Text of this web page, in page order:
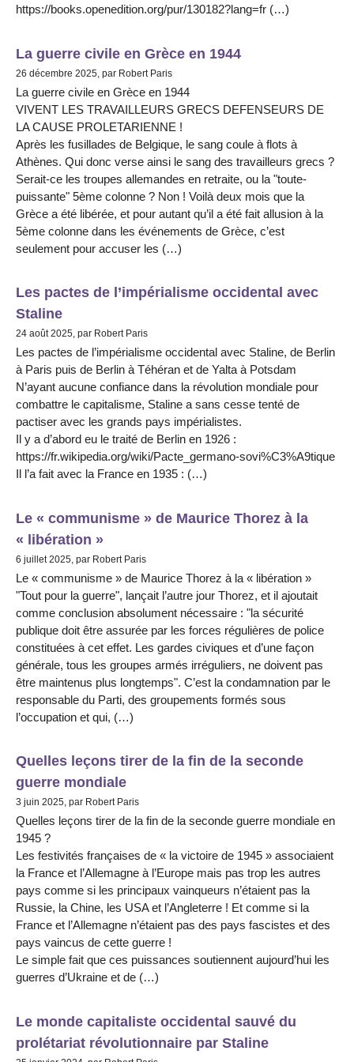
https://books.openedition.org/pur/130182?lang=fr (…)
La guerre civile en Grèce en 1944
26 décembre 2025, par Robert Paris
La guerre civile en Grèce en 1944
VIVENT LES TRAVAILLEURS GRECS DEFENSEURS DE
LA CAUSE PROLETARIENNE !
Après les fusillades de Belgique, le sang coule à flots à
Athènes. Qui donc verse ainsi le sang des travailleurs grecs ?
Serait-ce les troupes allemandes en retraite, ou la "toute-
puissante" 5ème colonne ? Non ! Voilà deux mois que la
Grèce a été libérée, et pour autant qu’il a été fait allusion à la
5ème colonne dans les événements de Grèce, c’est
seulement pour accuser les (…)
Les pactes de l’impérialisme occidental avec
Staline
24 août 2025, par Robert Paris
Les pactes de l’impérialisme occidental avec Staline, de Berlin
à Paris puis de Berlin à Téhéran et de Yalta à Potsdam
N’ayant aucune confiance dans la révolution mondiale pour
combattre le capitalisme, Staline a sans cesse tenté de
pactiser avec les grands pays impérialistes.
Il y a d’abord eu le traité de Berlin en 1926 :
https://fr.wikipedia.org/wiki/Pacte_germano-sovi%C3%A9tique
Il l’a fait avec la France en 1935 : (…)
Le « communisme » de Maurice Thorez à la
« libération »
6 juillet 2025, par Robert Paris
Le « communisme » de Maurice Thorez à la « libération »
"Tout pour la guerre", lançait l’autre jour Thorez, et il ajoutait
comme conclusion absolument nécessaire : "la sécurité
publique doit être assurée par les forces régulières de police
constituées à cet effet. Les gardes civiques et d’une façon
générale, tous les groupes armés irréguliers, ne doivent pas
être maintenus plus longtemps". C’est la condamnation par le
responsable du Parti, des groupements formés sous
l’occupation et qui, (…)
Quelles leçons tirer de la fin de la seconde
guerre mondiale
3 juin 2025, par Robert Paris
Quelles leçons tirer de la fin de la seconde guerre mondiale en
1945 ?
Les festivités françaises de « la victoire de 1945 » associaient
la France et l’Allemagne à l’Europe mais pas trop les autres
pays comme si les principaux vainqueurs n’étaient pas la
Russie, la Chine, les USA et l’Angleterre ! Et comme si la
France et l’Allemagne n’étaient pas des pays fascistes et des
pays vaincus de cette guerre !
Le simple fait que ces puissances soutiennent aujourd’hui les
guerres d’Ukraine et de (…)
Le monde capitaliste occidental sauvé du
prolétariat révolutionnaire par Staline